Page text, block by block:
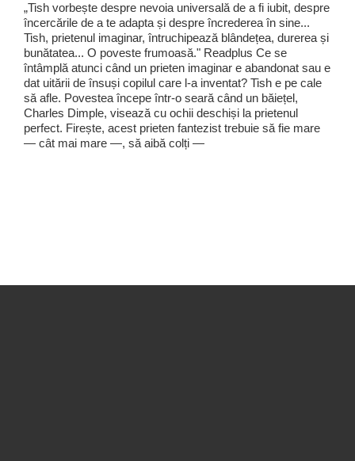
„Tish vorbește despre nevoia universală de a fi iubit, despre
încercările de a te adapta și despre încrederea în sine...
Tish, prietenul imaginar, întruchipează blândețea, durerea și
bunătatea... O poveste frumoasă." Readplus Ce se
întâmplă atunci când un prieten imaginar e abandonat sau e
dat uitării de însuși copilul care l-a inventat? Tish e pe cale
să afle. Povestea începe într-o seară când un băiețel,
Charles Dimple, visează cu ochii deschiși la prietenul
perfect. Firește, acest prieten fantezist trebuie să fie mare
— cât mai mare —, să aibă colți —